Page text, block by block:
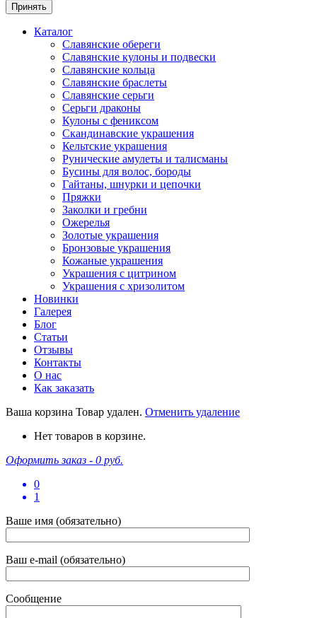
Принять
Каталог
Славянские обереги
Славянские кулоны и подвески
Славянские кольца
Славянские браслеты
Славянские серьги
Серьги драконы
Кулоны с фениксом
Скандинавские украшения
Кельтские украшения
Рунические амулеты и талисманы
Бусины для волос, бороды
Гайтаны, шнурки и цепочки
Пряжки
Заколки и гребни
Ожерелья
Золотые украшения
Бронзовые украшения
Кожаные украшения
Украшения с цитрином
Украшения с хризолитом
Новинки
Галерея
Блог
Статьи
Отзывы
Контакты
О нас
Как заказать
Ваша корзина Товар удален. Отменить удаление
Нет товаров в корзине.
Оформить заказ - 0 руб.
0
1
Ваше имя (обязательно)
Ваш e-mail (обязательно)
Сообщение